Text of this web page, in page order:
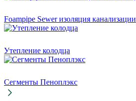
Foampipe Sewer изоляция канализации
Утепление колодца
Сегменты Пеноплэкс